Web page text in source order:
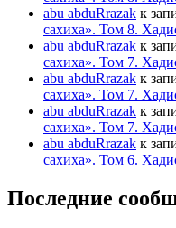
abu abduRrazak к
сахиха». Том 8.
abu abduRrazak к
сахиха». Том 7.
abu abduRrazak к
сахиха». Том 7.
abu abduRrazak к
сахиха». Том 7.
abu abduRrazak к
сахиха». Том 6.
Последние